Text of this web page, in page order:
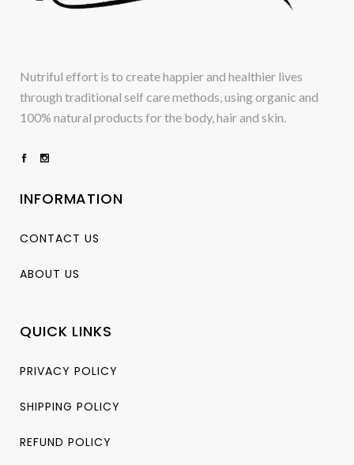
Nutriful effort is to create happier and healthier lives
through traditional self care methods, using organic and
100% natural products for the body, hair and skin.
INFORMATION
CONTACT US
ABOUT US
QUICK LINKS
PRIVACY POLICY
SHIPPING POLICY
REFUND POLICY